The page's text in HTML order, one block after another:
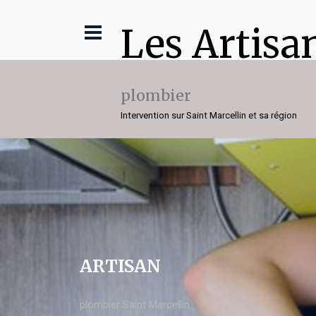
Les
plombier
Intervention sur Saint Marcellin et sa région
ARTISAN
plombier Saint Marcellin